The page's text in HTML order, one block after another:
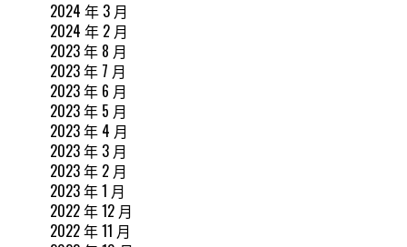
2024 年 3 月
2024 年 2 月
2023 年 8 月
2023 年 7 月
2023 年 6 月
2023 年 5 月
2023 年 4 月
2023 年 3 月
2023 年 2 月
2023 年 1 月
2022 年 12 月
2022 年 11 月